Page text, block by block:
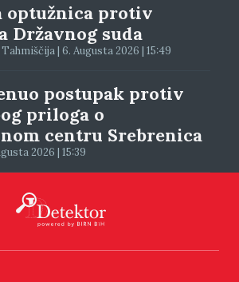
optužnica protiv
Državnog suda
| 6. Augusta 2026 | 15:49
postupak protiv
priloga o
centru Srebrenica
2026 | 15:39